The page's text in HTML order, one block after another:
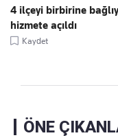
4 ilçeyi birbirine
hizmete açıldı
Kaydet
ÖNE